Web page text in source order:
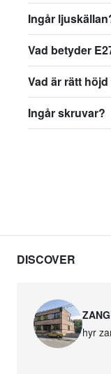
Ingår
Vad betyder
Vad är rätt
Ingår skruvar?
DISCOVER
hyr